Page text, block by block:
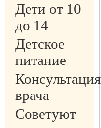
Дети от 10
до 14
Детское
питание
Консультация
врача
Советуют